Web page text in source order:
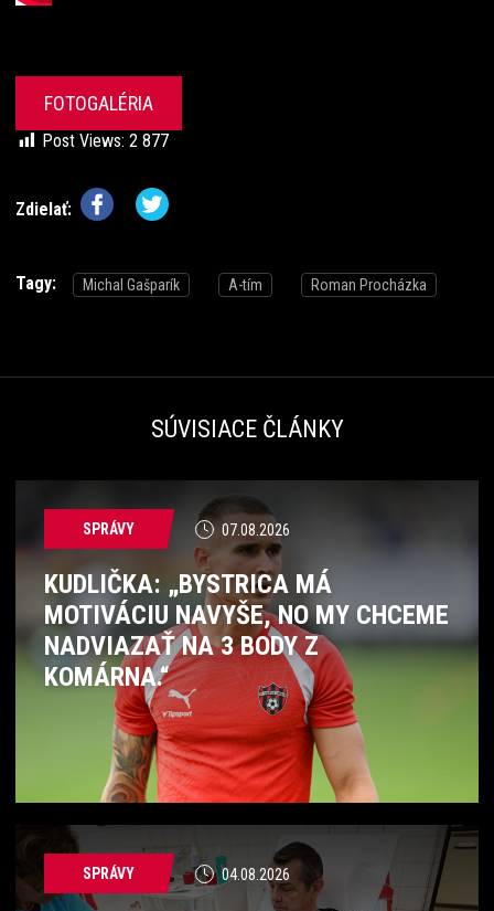
FOTOGALÉRIA
Post Views: 2 877
Zdielať:
Tagy: Michal Gašparík A-tím Roman Procházka
SÚVISIACE ČLÁNKY
SPRÁVY 07.08.2026
KUDLIČKA: „BYSTRICA MÁ
MOTIVÁCIU NAVYŠE, NO MY CHCEME
NADVIAZAŤ NA 3 BODY Z
KOMÁRNA.“
SPRÁVY 04.08.2026